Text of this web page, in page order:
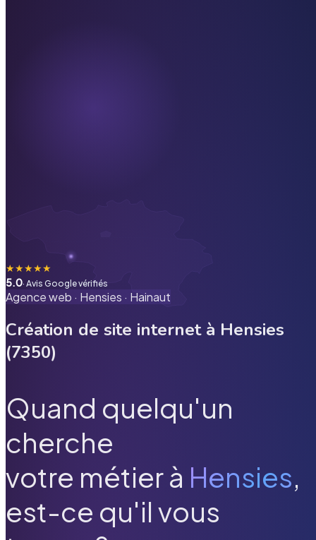
★★★★★
5.0· Avis Google vérifiés
Agence web · Hensies · Hainaut
Création de site internet à Hensies
(7350)
Quand quelqu'un
cherche
votre métier à Hensies,
est-ce qu'il vous